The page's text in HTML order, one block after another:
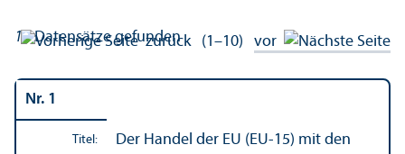
18Datensätze gefunden
zurück (1–10) vor
Nr. 1
Titel:
Der Handel der EU (EU-15) mit den